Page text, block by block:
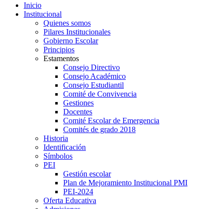
Inicio
Institucional
Quienes somos
Pilares Institucionales
Gobierno Escolar
Principios
Estamentos
Consejo Directivo
Consejo Académico
Consejo Estudiantil
Comité de Convivencia
Gestiones
Docentes
Comité Escolar de Emergencia
Comités de grado 2018
Historia
Identificación
Símbolos
PEI
Gestión escolar
Plan de Mejoramiento Institucional PMI
PEI-2024
Oferta Educativa